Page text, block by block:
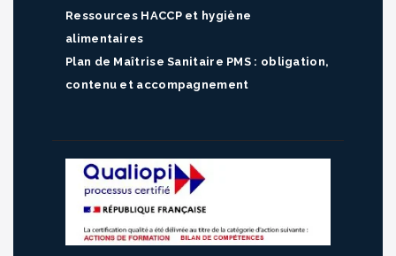
Ressources HACCP et hygiène
alimentaires
Plan de Maîtrise Sanitaire PMS : obligation,
contenu et accompagnement